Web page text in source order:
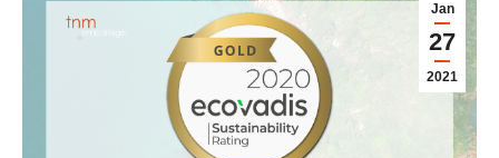
Jan
27
2021